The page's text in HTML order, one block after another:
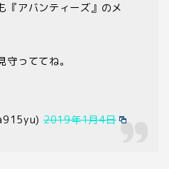
『アバンティーズ』のメ
っててね。
2019年1月4日